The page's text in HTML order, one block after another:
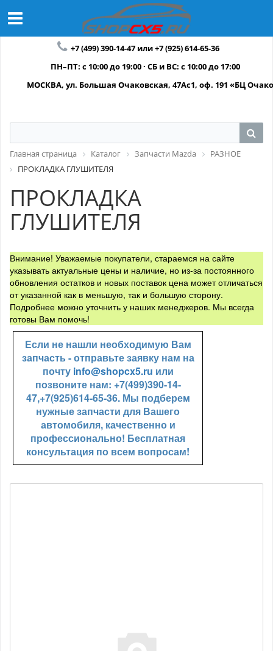
+7 (499) 390-14-47 или +7 (925) 614-65-36
ПН–ПТ: с 10:00 до 19:00 · СБ и ВС: с 10:00 до 17:00
МОСКВА, ул. Большая Очаковская, 47Ас1, оф. 191 «БЦ
Главная страница Каталог Запчасти Mazda
РАЗНОЕ
ПРОКЛАДКА ГЛУШИТЕЛЯ
ПРОКЛАДКА
ГЛУШИТЕЛЯ
Внимание! Уважаемые покупатели, стараемся на сайте
указывать актуальные цены и наличие, но из-за постоянного
обновления остатков и новых поставок цена может отличаться
от указанной как в меньшую, так и большую сторону.
Подробнее можно уточнить у наших менеджеров. Мы всегда
готовы Вам помочь!
Если не нашли необходимую Вам
запчасть - отправьте заявку нам на
почту info@shopcx5.ru или
позвоните нам: +7(499)390-14-
47,+7(925)614-65-36. Мы подберем
нужные запчасти для Вашего
автомобиля, качественно и
профессионально! Бесплатная
консультация по всем вопросам!